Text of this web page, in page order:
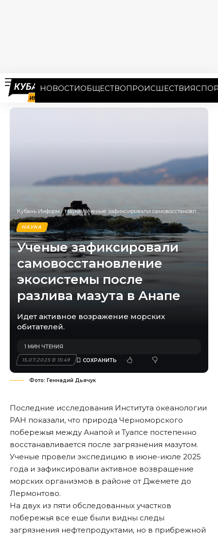
НОВОСТИОБЩЕСТВОПРОИСШЕСТВИЯ
Кубань Информ /Наука/Ученые зафиксировали самовосстановление экосистемы после разлива мазута в Анапе
НАУКА
Ученые зафиксировали
самовосстановление
экосистемы после
разлива мазута в Анапе
Идет активное возражение морских
обитателей.
15.07.2025 В 15:49
1 МИН ЧТЕНИЯ
Фото: Геннадий Дьячук
Последние исследования Института океанологии
РАН показали, что природа Черноморского
побережья между Анапой и Туапсе постепенно
восстанавливается после загрязнения мазутом.
Ученые провели экспедицию в июне-июле 2025
года и зафиксировали активное возвращение
морских организмов в районе от Джемете до
Лермонтово.
На двух из пяти обследованных участков
побережья все еще были видны следы
загрязнения нефтепродуктами, но в прибрежной